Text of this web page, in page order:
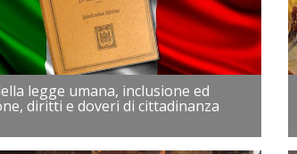
legge umana, inclusione ed
diritti e doveri di cittadinanza